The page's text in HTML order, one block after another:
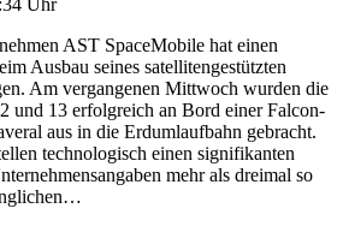
Uhr
AST SpaceMobile hat einen
Ausbau seines satellitengestützten
Am vergangenen Mittwoch wurden die
und 13 erfolgreich an Bord einer Falcon-
aus in die Erdumlaufbahn gebracht.
technologisch einen signifikanten
mehr als dreimal so